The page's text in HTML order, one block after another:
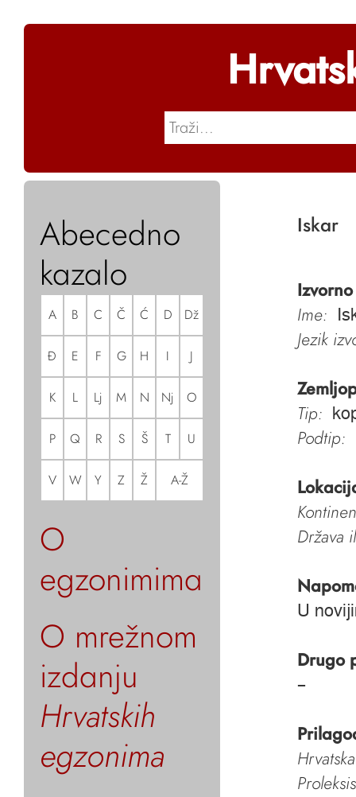
Abecedno
kazalo
A B C Č Ć D Dž
Đ E F G H I J
K L Lj M N Nj O
P Q R S Š T U
V W Y Z Ž A-Ž
O
egzonimima
O mrežnom
izdanju
Hrvatskih
egzonima
Iskar
Ime:
Jezik
Tip:
Podtip:
Država
U
Drugo
–